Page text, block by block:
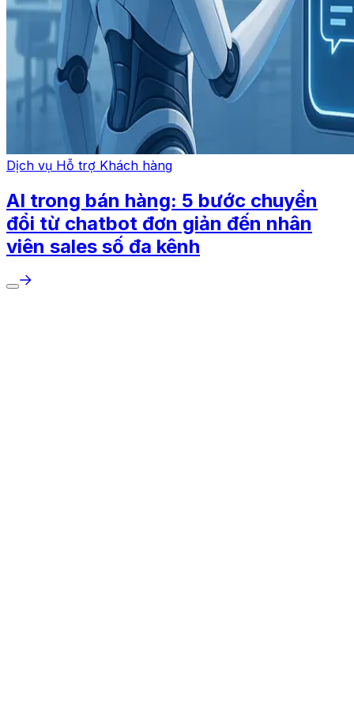
Dịch vụ Hỗ trợ Khách hàng
AI trong bán hàng: 5 bước chuyển
đổi từ chatbot đơn giản đến nhân
viên sales số đa kênh